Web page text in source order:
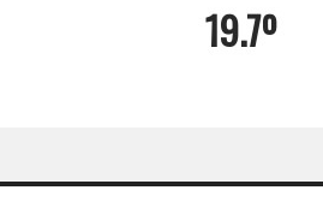
19.7º